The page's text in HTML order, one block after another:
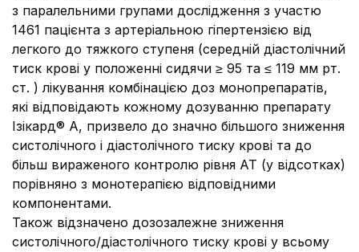
з паралельними групами дослідження з участю
1461 пацієнта з артеріальною гіпертензією від
легкого до тяжкого ступеня (середній діастолічний
тиск крові у положенні сидячи ≥ 95 та ≤ 119 мм рт.
ст. ) лікування комбінацією доз монопрепаратів,
які відповідають кожному дозуванню препарату
Ізікард® А, призвело до значно більшого зниження
систолічного і діастолічного тиску крові та до
більш вираженого контролю рівня АТ (у відсотках)
порівняно з монотерапією відповідними
компонентами.
Також відзначено дозозалежне зниження
систолічного/діастолічного тиску крові у всьому